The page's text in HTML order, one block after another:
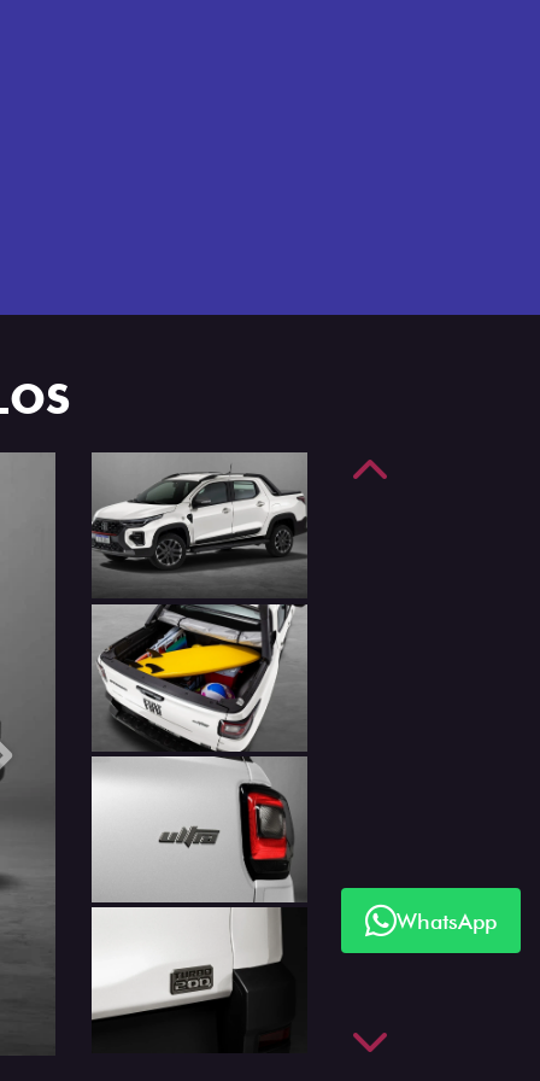
Anterior
WhatsApp